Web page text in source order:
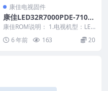
康佳电视固件
康佳LED32R7000PDE-7100
1980-99009871-V1.1.07原
厂系统刷机电视固件包下载
康佳ROM说明： 1.电视机型：LED
32R7000PDE 2.物料号：9900...
6 年前 163 20